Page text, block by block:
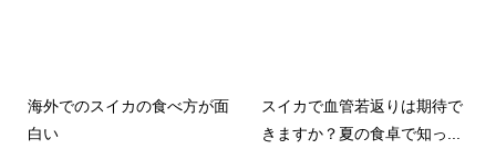
海外でのスイカの食べ方が面
白い
スイカで血管若返りは期待で
きますか？夏の食卓で知っ...